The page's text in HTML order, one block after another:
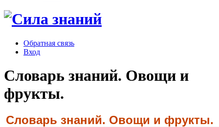
Обратная связь
Вход
Словарь знаний. Овощи и
фрукты.
Словарь знаний. Овощи и фрукты.